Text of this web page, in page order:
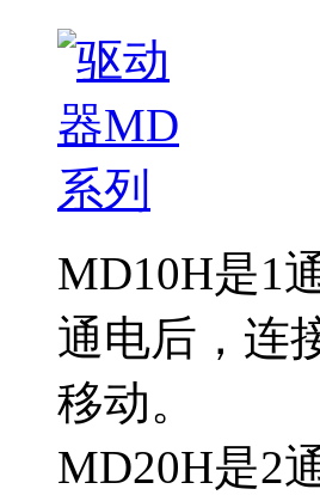
MD10H是1
通电后，连
移动。
MD20H是2